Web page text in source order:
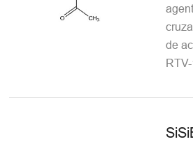
de
RTV-